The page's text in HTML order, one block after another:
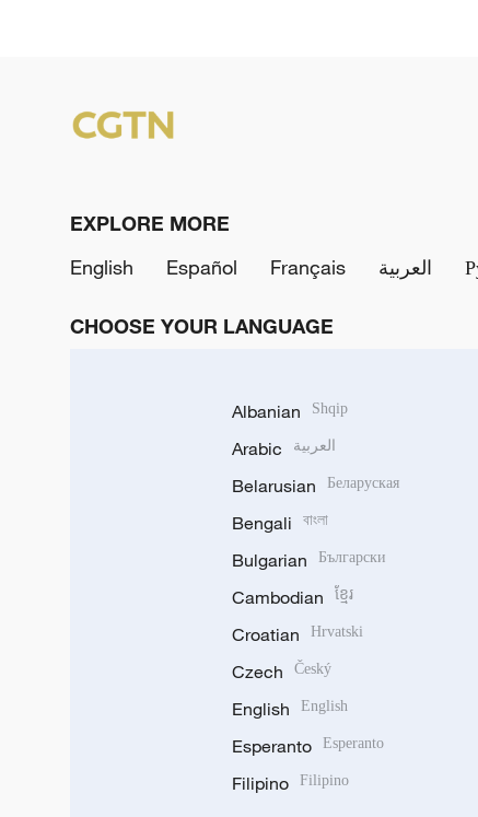
EXPLORE MORE
English
Español Français العربية
CHOOSE YOUR LANGUAGE
Albanian Shqip
Arabic العربية
Belarusian Беларуская
Bengali বাংলা
Bulgarian Български
Cambodian ខ្មែរ
Croatian Hrvatski
Czech Český
English English
Esperanto Esperanto
Filipino Filipino